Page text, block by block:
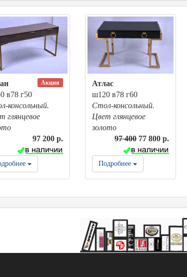
Акция
в78 г50
консольный.
глянцевое
97 200 р.
Атлас
ш120 в78 г60
Стол-консольный.
Цвет глянцевое
золото
97 40077 800 р.
Подробнее